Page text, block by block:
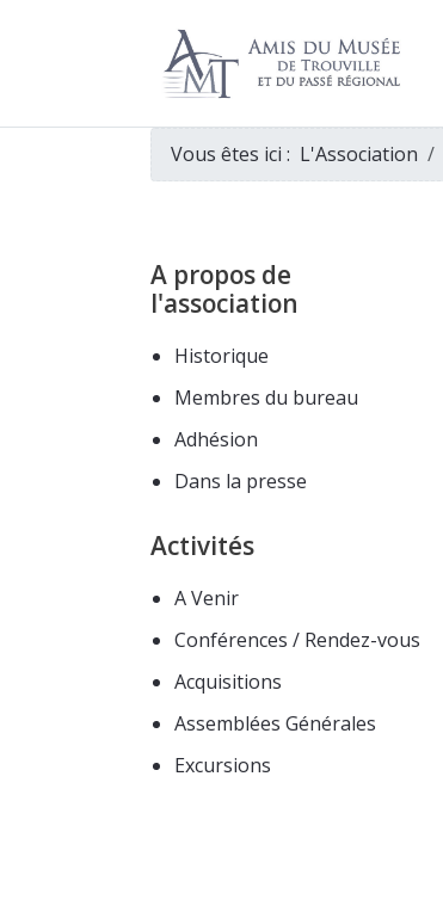
Vous êtes ici : L'Association
A propos de
l'association
Historique
Membres du bureau
Adhésion
Dans la presse
Activités
A Venir
Conférences / Rendez-vous
Acquisitions
Assemblées Générales
Excursions